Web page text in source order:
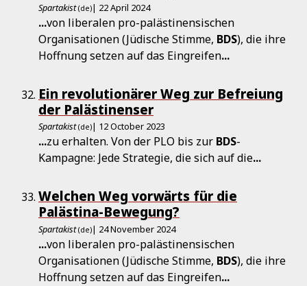
Spartakist (de)| 22 April 2024
...von liberalen pro-palästinensischen
Organisationen (Jüdische Stimme, BDS), die ihre
Hoffnung setzen auf das Eingreifen...
Ein revolutionärer Weg zur Befreiung
der Palästinenser
Spartakist (de)| 12 October 2023
...zu erhalten. Von der PLO bis zur BDS-
Kampagne: Jede Strategie, die sich auf die...
Welchen Weg vorwärts für die
Palästina-Bewegung?
Spartakist (de)| 24 November 2024
...von liberalen pro-palästinensischen
Organisationen (Jüdische Stimme, BDS), die ihre
Hoffnung setzen auf das Eingreifen...